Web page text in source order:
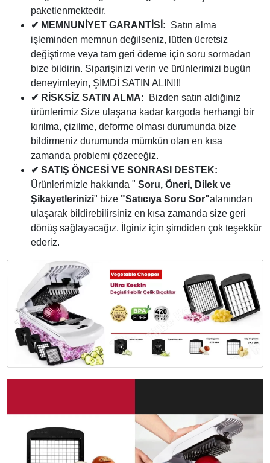
paketlenmektedir.
✔ MEMNUNİYET GARANTİSİ: Satın alma
işleminden memnun değilseniz, lütfen ücretsiz
değiştirme veya tam geri ödeme için soru sormadan
bize bildirin. Siparişinizi verin ve ürünlerimizi bugün
deneyimleyin, ŞİMDİ SATIN ALIN!!!
✔ RİSKSİZ SATIN ALMA: Bizden satın aldığınız
ürünlerimiz Size ulaşana kadar kargoda herhangi bir
kırılma, çizilme, deforme olması durumunda bize
bildirmeniz durumunda mümkün olan en kısa
zamanda problemi çözeceğiz.
✔ SATIŞ ÖNCESİ VE SONRASI DESTEK:
Ürünlerimizle hakkında " Soru, Öneri, Dilek ve
Şikayetlerinizi" bize "Satıcıya Soru Sor"alanından
ulaşarak bildirebilirsiniz en kısa zamanda size geri
dönüş sağlayacağız. İlginiz için şimdiden çok teşekkür
ederiz.